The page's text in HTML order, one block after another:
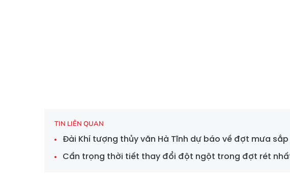
TIN LIÊN QUAN
Đài Khí tượng thủy văn Hà Tĩnh dự báo về đợt mưa
Cẩn trọng thời tiết thay đổi đột ngột trong đợt rét